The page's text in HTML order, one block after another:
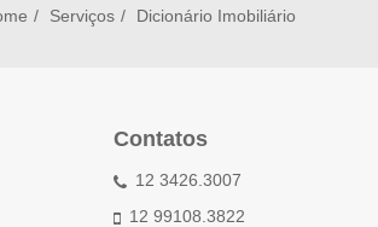
Serviços
Dicionário Imobiliário
Contatos
12 3426.3007
12 99108.3822